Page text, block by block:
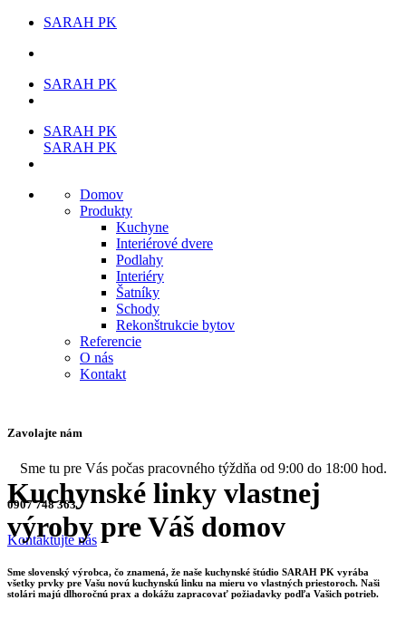
SARAH PK
SARAH PK
SARAH PK
SARAH PK
Domov
Produkty
Kuchyne
Interiérové dvere
Podlahy
Interiéry
Šatníky
Schody
Rekonštrukcie bytov
Referencie
O nás
Kontakt
Zavolajte nám
Sme tu pre Vás počas pracovného týždňa od 9:00 do 18:00 hod.
0907 748 363
Kontaktujte nás
Kuchynské linky vlastnej
výroby pre Váš domov
Sme slovenský výrobca, čo znamená, že naše kuchynské štúdio SARAH PK vyrába
všetky prvky pre Vašu novú kuchynskú linku na mieru vo vlastných priestoroch. Naši
stolári majú dlhoročnú prax a dokážu zapracovať požiadavky podľa Vašich potrieb.